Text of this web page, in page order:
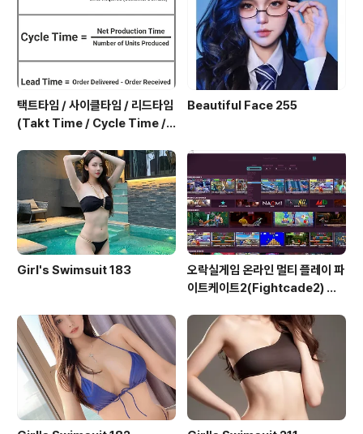
택트타임 / 사이클타임 / 리드타임
(Takt Time / Cycle Time / L
Beautiful Face 255
Girl's Swimsuit 183
오락실게임 온라인 멀티 플레이 파
이트케이트2(Fightcade2) 설